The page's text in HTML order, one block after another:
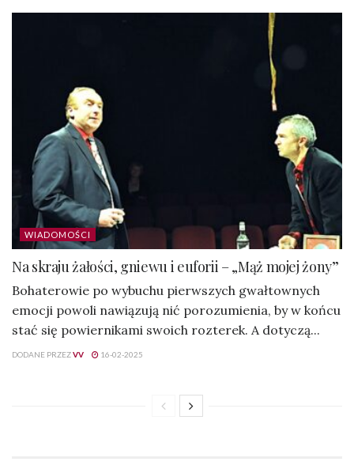
WIADOMOŚCI
Na skraju żałości, gniewu i euforii – „Mąż mojej żony”
Bohaterowie po wybuchu pierwszych gwałtownych
emocji powoli nawiązują nić porozumienia, by w końcu
stać się powiernikami swoich rozterek. A dotyczą...
DODANE PRZEZVV 16-02-2025